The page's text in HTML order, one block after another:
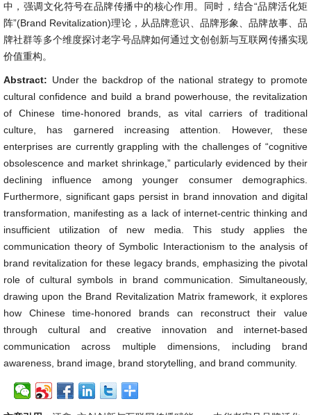
中，强调文化符号在品牌传播中的核心作用。同时，结合“品牌活化矩
阵”(Brand Revitalization)理论，从品牌意识、品牌形象、品牌故事、品
牌社群等多个维度探讨老字号品牌如何通过文创创新与互联网传播实现
价值重构。
Abstract: Under the backdrop of the national strategy to promote
cultural confidence and build a brand powerhouse, the revitalization
of Chinese time-honored brands, as vital carriers of traditional
culture, has garnered increasing attention. However, these
enterprises are currently grappling with the challenges of “cognitive
obsolescence and market shrinkage,” particularly evidenced by their
declining influence among younger consumer demographics.
Furthermore, significant gaps persist in brand innovation and digital
transformation, manifesting as a lack of internet-centric thinking and
insufficient utilization of new media. This study applies the
communication theory of Symbolic Interactionism to the analysis of
brand revitalization for these legacy brands, emphasizing the pivotal
role of cultural symbols in brand communication. Simultaneously,
drawing upon the Brand Revitalization Matrix framework, it explores
how Chinese time-honored brands can reconstruct their value
through cultural and creative innovation and internet-based
communication across multiple dimensions, including brand
awareness, brand image, brand storytelling, and brand community.